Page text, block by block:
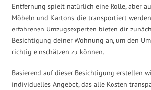
Entfernung spielt natürlich eine Rolle, aber
Möbeln und Kartons, die transportiert werden
erfahrenen Umzugsexperten bieten dir
Besichtigung deiner Wohnung an, um den
richtig einschätzen zu können.
Basierend auf dieser Besichtigung erstellen
individuelles Angebot, das alle Kosten